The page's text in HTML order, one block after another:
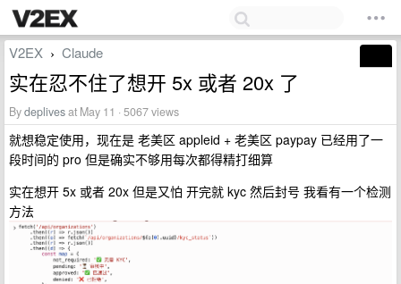
V2EX › Claude
实在忍不住了想开 5x 或者 20x 了
Bydeplivesat May 11 · 5067 views
就想稳定使用，现在是 老美区 appleid + 老美区 paypay 已经用了一
段时间的 pro 但是确实不够用每次都得精打细算
实在想开 5x 或者 20x 但是又怕 开完就 kyc 然后封号 我看有一个检测
方法